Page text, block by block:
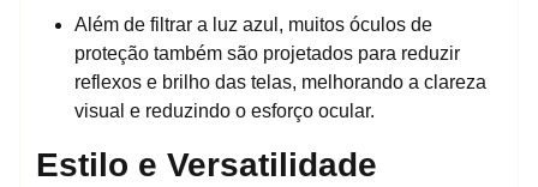
Além de filtrar a luz azul, muitos óculos de
proteção também são projetados para reduzir
reflexos e brilho das telas, melhorando a clareza
visual e reduzindo o esforço ocular.
Estilo e Versatilidade